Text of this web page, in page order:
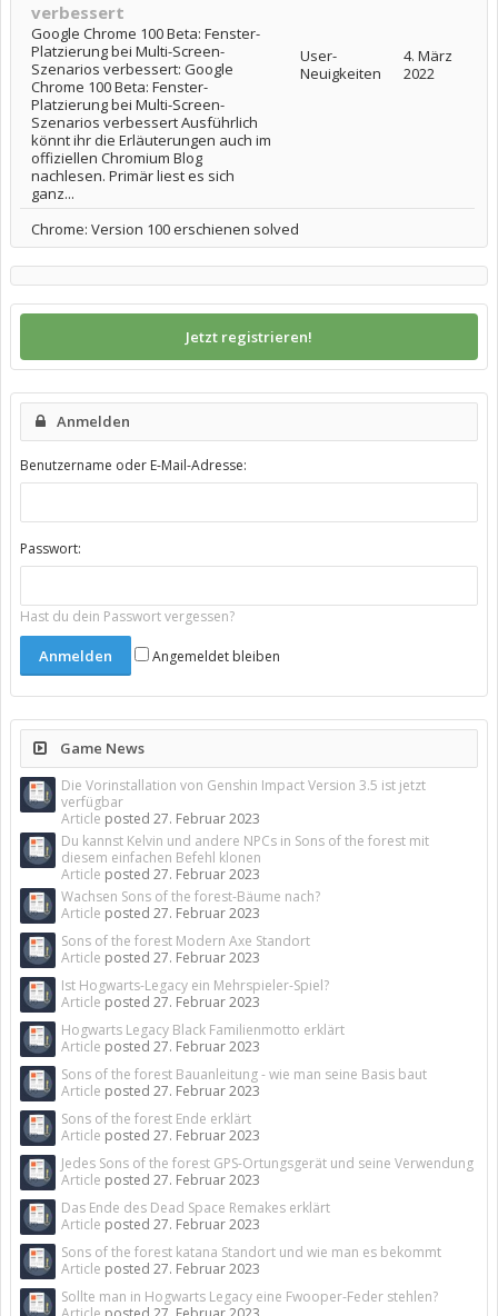
verbessert
Google Chrome 100 Beta: Fenster-
Platzierung bei Multi-Screen-
Szenarios verbessert: Google
Chrome 100 Beta: Fenster-
Platzierung bei Multi-Screen-
Szenarios verbessert Ausführlich
könnt ihr die Erläuterungen auch im
offiziellen Chromium Blog
nachlesen. Primär liest es sich
ganz...
User-
Neuigkeiten
4. März
2022
Chrome: Version 100 erschienen solved
Jetzt registrieren!
Anmelden
Benutzername oder E-Mail-Adresse:
Passwort:
Hast du dein Passwort vergessen?
Angemeldet bleiben
Game News
Die Vorinstallation von Genshin Impact Version 3.5 ist jetzt
verfügbar
Article posted 27. Februar 2023
Du kannst Kelvin und andere NPCs in Sons of the forest mit
diesem einfachen Befehl klonen
Article posted 27. Februar 2023
Wachsen Sons of the forest-Bäume nach?
Article posted 27. Februar 2023
Sons of the forest Modern Axe Standort
Article posted 27. Februar 2023
Ist Hogwarts-Legacy ein Mehrspieler-Spiel?
Article posted 27. Februar 2023
Hogwarts Legacy Black Familienmotto erklärt
Article posted 27. Februar 2023
Sons of the forest Bauanleitung - wie man seine Basis baut
Article posted 27. Februar 2023
Sons of the forest Ende erklärt
Article posted 27. Februar 2023
Jedes Sons of the forest GPS-Ortungsgerät und seine Verwendung
Article posted 27. Februar 2023
Das Ende des Dead Space Remakes erklärt
Article posted 27. Februar 2023
Sons of the forest katana Standort und wie man es bekommt
Article posted 27. Februar 2023
Sollte man in Hogwarts Legacy eine Fwooper-Feder stehlen?